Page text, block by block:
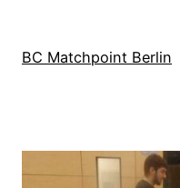
InhaltBC Matchpoint Berlin